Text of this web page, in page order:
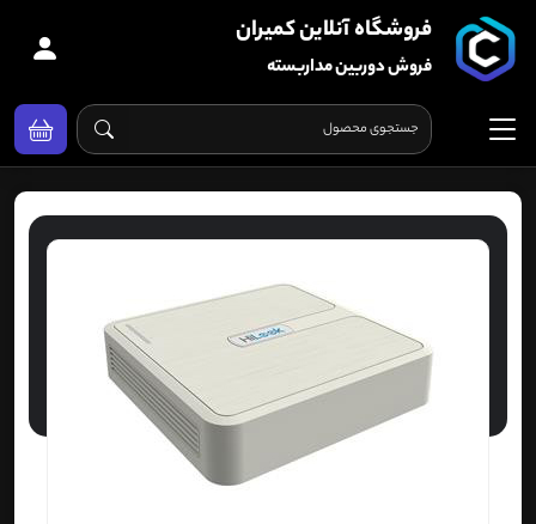
فروشگاه آنلاین کمیران
فروش دوربین مداربسته